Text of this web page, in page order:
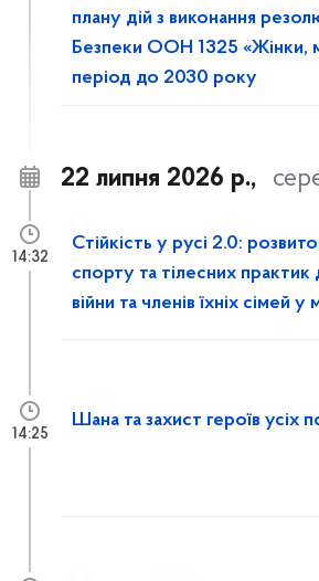
плану дій з виконання
Безпеки ООН 1325 «Жінки,
період до 2030 року
22 липня 2026 р.,
Стійкість у русі 2.0:
спорту та тілесних практик
війни та членів їхніх сімей у
14:32
Шана та захист героїв усіх
14:25